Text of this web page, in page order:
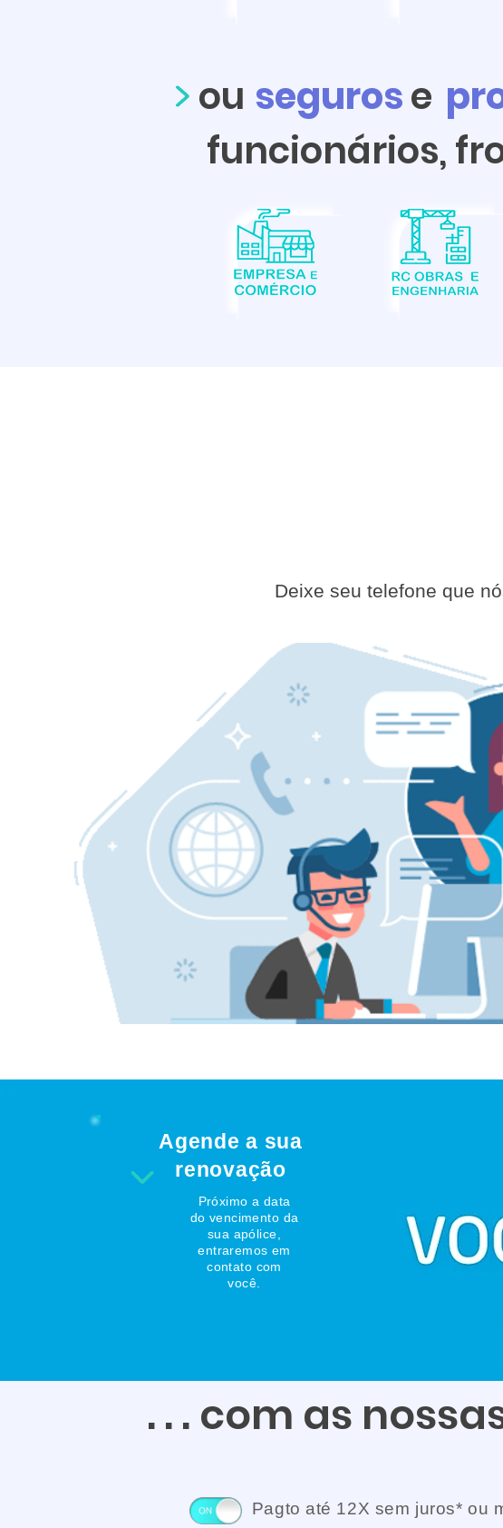
ousegurose
funcionários,
Deixe seu telefone que
Agende a sua
renovação
Próximo a data
do vencimento da
sua apólice,
entraremos em
contato com
você.
. . . com as
Pagto até 12X sem juros* ou